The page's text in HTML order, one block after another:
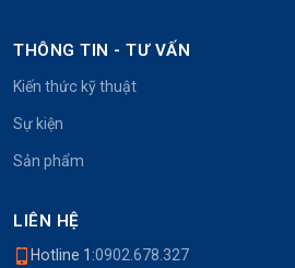
THÔNG TIN - TƯ VẤN
Kiến thức kỹ thuật
Sự kiện
Sản phẩm
LIÊN HỆ
Hotline 1:0902.678.327